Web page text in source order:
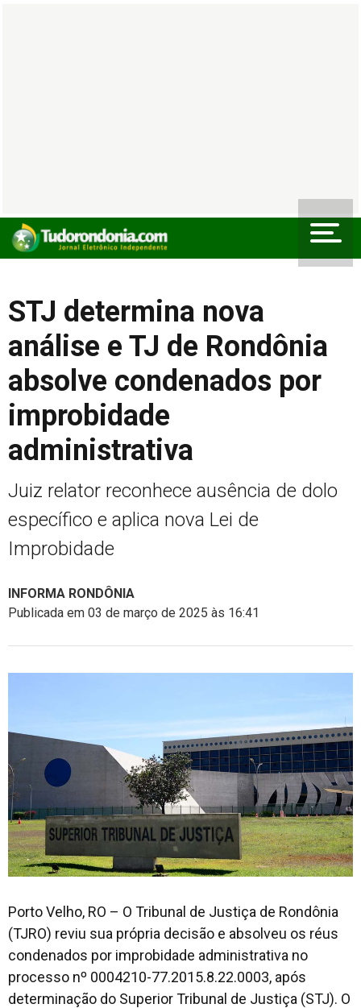
STJ determina nova
análise e TJ de Rondônia
absolve condenados por
improbidade
administrativa
Juiz relator reconhece ausência de dolo
específico e aplica nova Lei de
Improbidade
INFORMA RONDÔNIA
Publicada em 03 de março de 2025 às 16:41
Porto Velho, RO – O Tribunal de Justiça de Rondônia
(TJRO) reviu sua própria decisão e absolveu os réus
condenados por improbidade administrativa no
processo nº 0004210-77.2015.8.22.0003, após
determinação do Superior Tribunal de Justiça (STJ). O